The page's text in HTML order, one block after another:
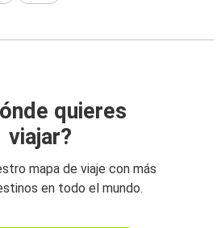
quieres
viajar?
mapa de viaje con más
en todo el mundo.